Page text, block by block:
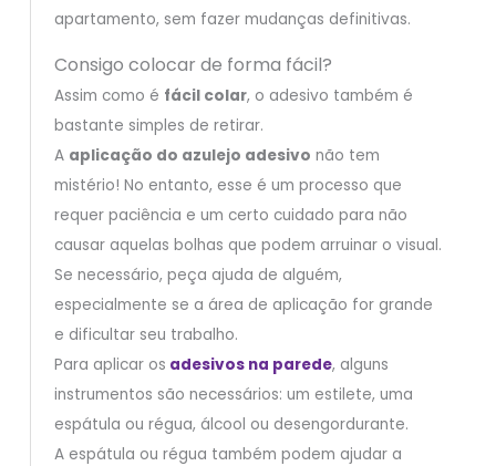
apartamento, sem fazer mudanças definitivas.
Consigo colocar de forma fácil?
Assim como é fácil colar, o adesivo também é
bastante simples de retirar.
A aplicação do azulejo adesivo não tem
mistério! No entanto, esse é um processo que
requer paciência e um certo cuidado para não
causar aquelas bolhas que podem arruinar o visual.
Se necessário, peça ajuda de alguém,
especialmente se a área de aplicação for grande
e dificultar seu trabalho.
Para aplicar os adesivos na parede, alguns
instrumentos são necessários: um estilete, uma
espátula ou régua, álcool ou desengordurante.
A espátula ou régua também podem ajudar a